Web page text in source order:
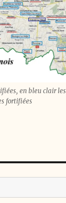
en bleu clair
fortifiées